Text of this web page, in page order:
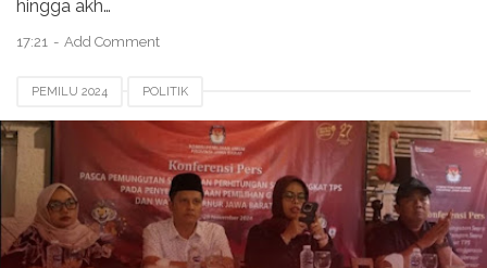
hingga akh…
17:21 Add Comment
PEMILU 2024 POLITIK